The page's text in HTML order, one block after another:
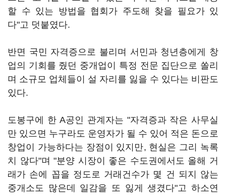
할 수 있는 방법을 협회가 주도해 찾을 필요가 있
다"고 덧붙였다.
반면 국민 자격증으로 불리며 서민과 청년층에게 창
업의 기회를 줬던 중개업이 특정 전문 집단으로 쏠리
며 소규모 업체들이 설 자리를 잃을 수 있다는 비판도
있다.
도봉구에 한 A공인 관계자는 "자격증과 작은 사무실
만 있으면 누구라도 운영자가 될 수 있어 적은 돈으로
창업이 가능하다는 장점이 있지만, 현실은 그리 녹록
치 않다"며 "분양 시장이 좋은 수도권에서도 올해 거
래가 손에 꼽을 정도로 거래건수가 몇 건 되지 않는
중개소도 많은데 일감을 또 잃게 생겼다"고 하소연